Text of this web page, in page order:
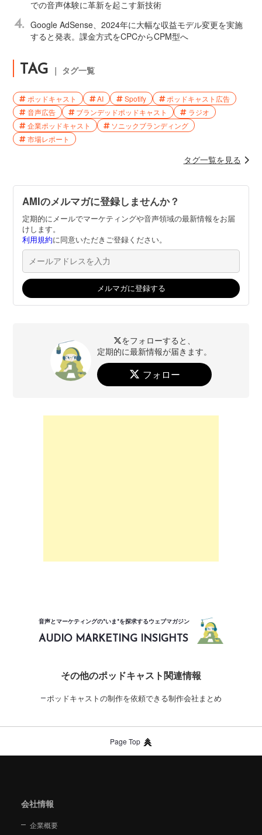
での音声体験に革新を起こす新技術
4. Google AdSense、2024年に大幅な収益モデル変更を実施
すると発表。課金方式をCPCからCPM型へ
TAG ｜ タグ一覧
ポッドキャスト AI Spotify
ポッドキャスト広告
音声広告
ブランデッドポッドキャスト
ラジオ
企業ポッドキャスト
ソニックブランディング
市場レポート
タグ一覧を見る
AMIのメルマガに登録しませんか？
定期的にメールでマーケティングや音声領域の最新情報をお届
けします。
利用規約に同意いただきご登録ください。
をフォローすると、
定期的に最新情報が届きます。
フォロー
音声とマーケティングの"いま"を探求するウェブマガジン
AUDIO MARKETING INSIGHTS
その他のポッドキャスト関連情報
ポッドキャストの制作を依頼できる制作会社まとめ
Page Top
会社情報
企業概要